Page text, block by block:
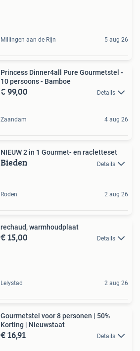
Millingen aan de Rijn 5 aug 26
Princess Dinner4all Pure Gourmetstel -
10 persoons - Bamboe
€ 99,00 Details
Zaandam 4 aug 26
NIEUW 2 in 1 Gourmet- en racletteset
Bieden Details
Roden 2 aug 26
rechaud, warmhoudplaat
€ 15,00 Details
Lelystad 2 aug 26
Gourmetstel voor 8 personen | 50%
Korting | Nieuwstaat
€ 16,91 Details